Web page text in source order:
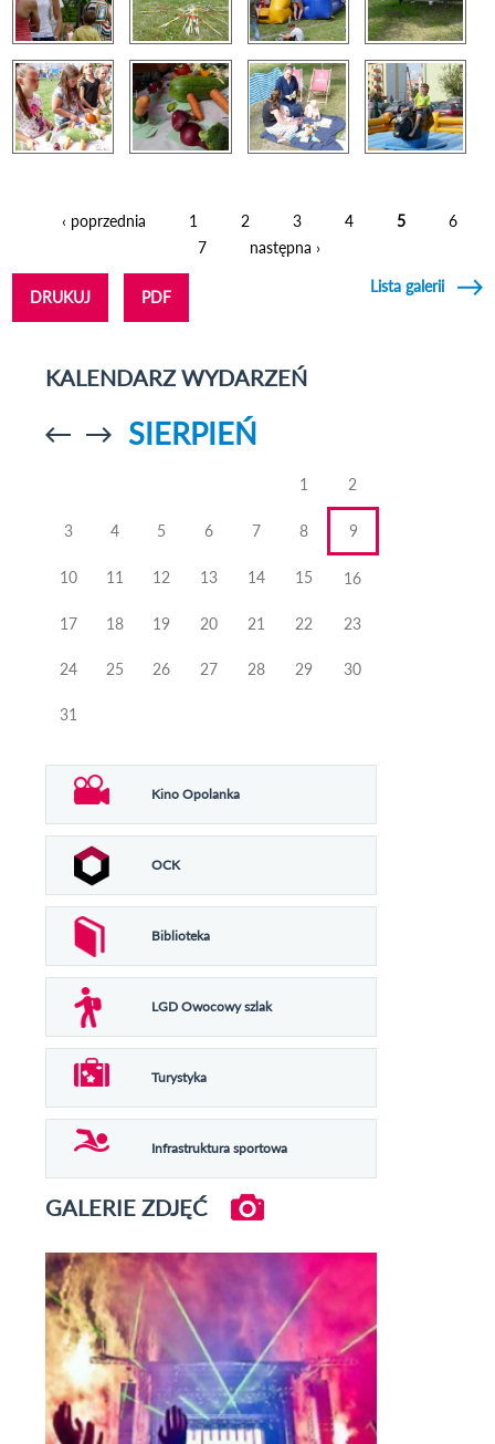
‹ poprzednia 1 2 3 4 5
6
7
następna ›
DRUKUJ PDF
Lista galerii
KALENDARZ WYDARZEŃ
Przejdź doPrzejdź do
SIERPIEŃ
1 2
3 4 5 6 7 8 9
10 11 12 13 14 15 16
17 18 19 20 21 22 23
24 25 26 27 28 29 30
31
Kino Opolanka
OCK
Biblioteka
LGD Owocowy szlak
Turystyka
Infrastruktura sportowa
GALERIE ZDJĘĆ